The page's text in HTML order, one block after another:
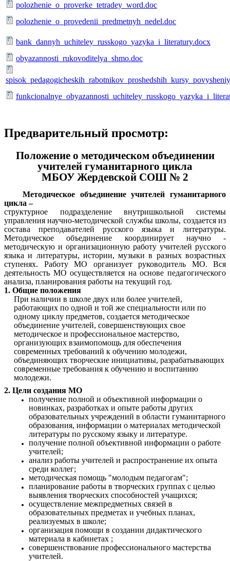
polozhenie_o_proverke_tetradey_word.doc
polozhenie_o_provedenii_predmetnyh_nedel.doc
bank_dannyh_uchiteley_russkogo_yazyka_i_literatury.docx
obyazannosti_rukovoditelya_shmo.doc
Предварительный просмотр:
Положение о методическом объединении
учителей гуманитарного цикла
МБОУ Жердевской СОШ № 2
Методическое объединение учителей гуманитарного
цикла –
структурное подразделение внутришкольной системы
управления научно-методической службы школы, создается из
состава преподавателей русского языка и литературы.
Методическое объединение координирует научно -
методическую и организационную работу учителей русского
языка и литературы, истории, музыки в разных возрастных
ступенях. Работу МО организует руководитель МО. Вся
деятельность МО осуществляется на основе педагогического
анализа, планирования работы на текущий год.
1. Общие положения
При наличии в школе двух или более учителей,
работающих по одной и той же специальности или по
одному циклу предметов, создается методическое
объединение учителей, совершенствующих свое
методическое и профессиональное мастерство,
организующих взаимопомощь для обеспечения
современных требований к обучению молодежи,
объединяющих творческие инициативы, разрабатывающих
современные требования к обучению и воспитанию
молодежи.
2. Цели создания МО
получение полной и объективной информации о
новинках, разработках и опыте работы других
образовательных учреждений в области гуманитарного
образования, информации о материалах методической
литературы по русскому языку и литературе.
получение полной объективной информации о работе
учителей;
анализ работы учителей и распространение их опыта
среди коллег;
методическая помощь "молодым педагогам";
планирование работы в творческих группах с целью
выявления творческих способностей учащихся;
осуществление межпредметных связей в
образовательных предметах и учебных планах,
реализуемых в школе;
организация помощи в создании дидактического
материала в кабинетах ;
совершенствование профессионального мастерства
учителей.